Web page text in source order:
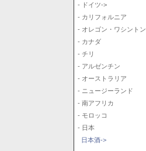
- ドイツ->
- カリフォルニア
- オレゴン・ワシントン
- カナダ
- チリ
- アルゼンチン
- オーストラリア
- ニュージーランド
- 南アフリカ
- モロッコ
- 日本
日本酒->